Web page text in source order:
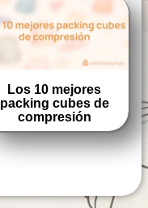
Los 10 mejores
packing cubes de
compresión